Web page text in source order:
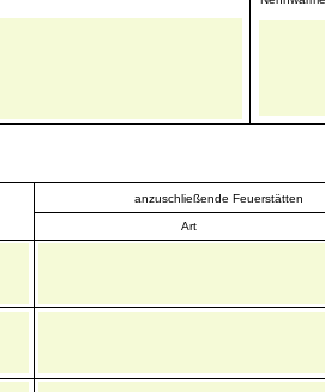
anzuschließende Feuerstätten
Art